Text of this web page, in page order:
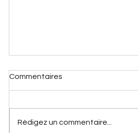
Commentaires
Rédigez un commentaire...